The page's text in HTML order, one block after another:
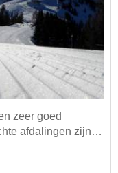
zeer goed
afdalingen zijn…